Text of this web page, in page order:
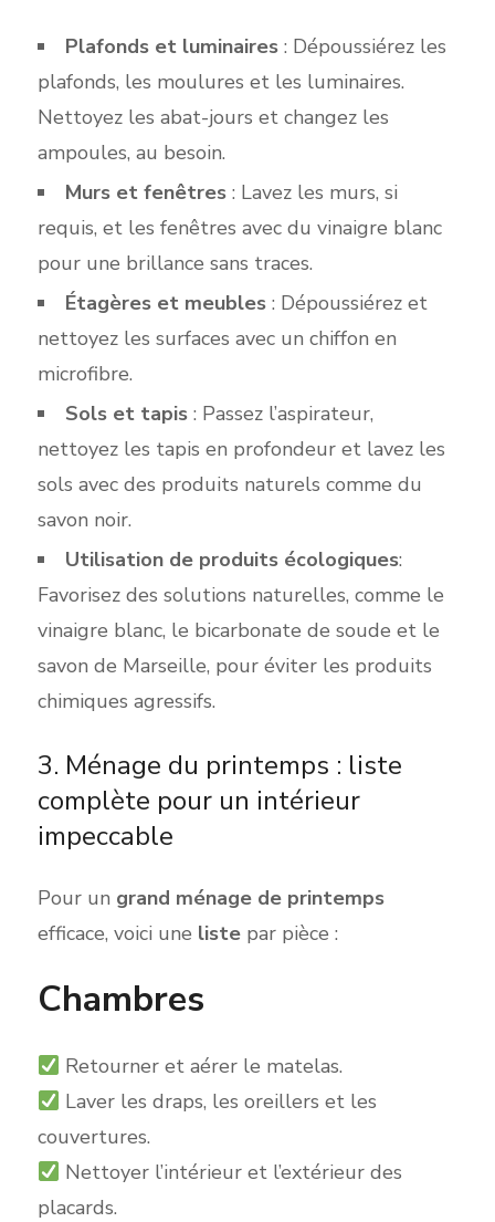
Plafonds et luminaires: Dépoussiérez les
plafonds, les moulures et les luminaires.
Nettoyez les abat-jours et changez les
ampoules, au besoin.
Murs et fenêtres: Lavez les murs, si
requis, et les fenêtres avec du vinaigre blanc
pour une brillance sans traces.
Étagères et meubles: Dépoussiérez et
nettoyez les surfaces avec un chiffon en
microfibre.
Sols et tapis: Passez l’aspirateur,
nettoyez les tapis en profondeur et lavez les
sols avec des produits naturels comme du
savon noir.
Utilisation de produits écologiques:
Favorisez des solutions naturelles, comme le
vinaigre blanc, le bicarbonate de soude et le
savon de Marseille, pour éviter les produits
chimiques agressifs.
3. Ménage du printemps : liste
complète pour un intérieur
impeccable
Pour un grand ménage de printemps
efficace, voici une listepar pièce :
Chambres
Retourner et aérer le matelas.
Laver les draps, les oreillers et les
couvertures.
Nettoyer l’intérieur et l’extérieur des
placards.